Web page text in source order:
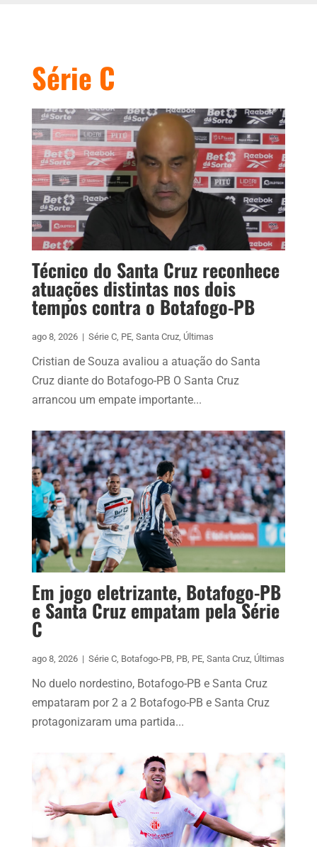
Série C
Técnico do Santa Cruz reconhece
atuações distintas nos dois
tempos contra o Botafogo-PB
ago 8, 2026 | Série C, PE, Santa Cruz, Últimas
Cristian de Souza avaliou a atuação do Santa
Cruz diante do Botafogo-PB O Santa Cruz
arrancou um empate importante...
Em jogo eletrizante, Botafogo-PB
e Santa Cruz empatam pela Série
C
ago 8, 2026 | Série C, Botafogo-PB, PB, PE, Santa Cruz, Últimas
No duelo nordestino, Botafogo-PB e Santa Cruz
empataram por 2 a 2 Botafogo-PB e Santa Cruz
protagonizaram uma partida...